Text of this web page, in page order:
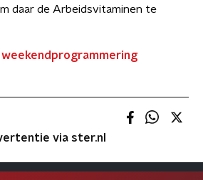
daar de Arbeidsvitaminen te
via ster.nl